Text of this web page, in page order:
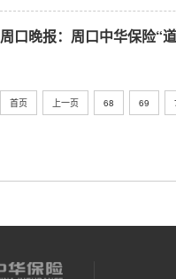
周口晚报：周口中华保险“
首页 上一页 68 69